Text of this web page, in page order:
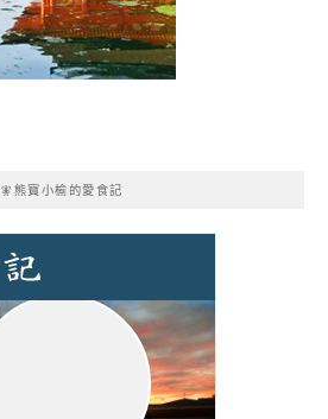
🧚熊寶小榆的愛食記